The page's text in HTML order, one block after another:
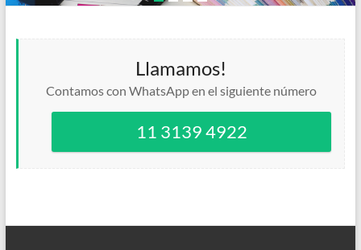
Llamamos!
Contamos con WhatsApp en el siguiente número
11 3139 4922